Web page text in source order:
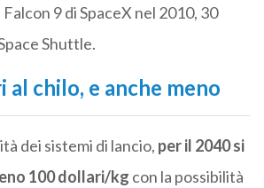
9 di SpaceX nel 2010, 30
Shuttle.
chilo, e anche meno
dei sistemi di lancio, per il 2040 si
100 dollari/kg con la possibilità